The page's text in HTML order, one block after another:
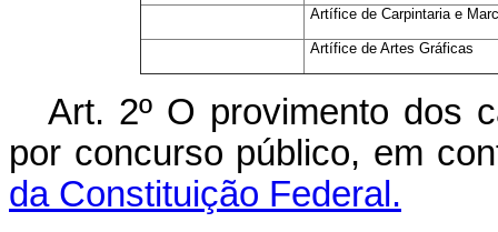
Artífice de Carpintaria e
Artífice de Artes Gráficas
Art. 2º O provimento dos
por concurso público, em
da Constituição Federal.